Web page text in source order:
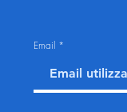
Email